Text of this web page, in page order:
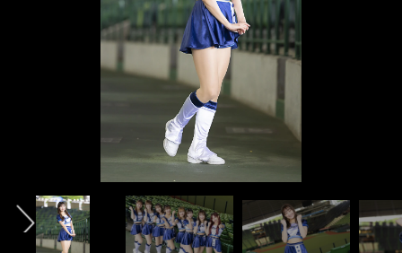
photo by Tatematsu Naozumi
インタビュー記事はこちら＞＞
photo by Tatematsu Naozumi
インタビュー記事はこちら＞＞
photo by Tatematsu Naozumi
インタビュー記事はこちら＞＞
photo by Tatematsu Naozumi
インタビュー記事はこちら＞＞
photo by Tatematsu Naozumi
インタビュー記事はこちら＞＞
photo by Tatematsu Naozumi
インタビュー記事はこちら＞＞
photo by Tatematsu Naozumi
インタビュー記事はこちら＞＞
photo by Tatematsu Naozumi
インタビュー記事はこちら＞＞
photo by Tatematsu Naozumi
インタビュー記事はこちら＞＞
連載「美しき球団チアリーダーたち」記事一覧はこちら＞＞